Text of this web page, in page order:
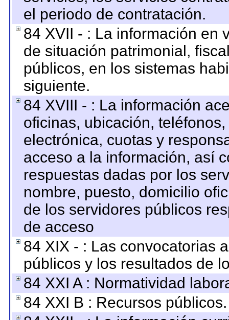
el periodo de contratación.
84 XVII - : La información en
de situación patrimonial,
públicos, en los sistemas
siguiente.
84 XVIII - : La información
oficinas, ubicación,
electrónica, cuotas y
acceso a la información, así
respuestas dadas por los
nombre, puesto, domicilio
de los servidores públicos
de acceso
84 XIX - : Las convocatorias
públicos y los resultados de
84 XXI A : Normatividad
84 XXI B : Recursos públicos.